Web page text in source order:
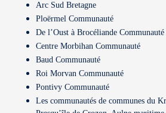
Arc Sud Bretagne
Ploërmel Communauté
De l’Oust à Brocéliande Communauté
Centre Morbihan Communauté
Baud Communauté
Roi Morvan Communauté
Pontivy Communauté
Les communautés de communes du